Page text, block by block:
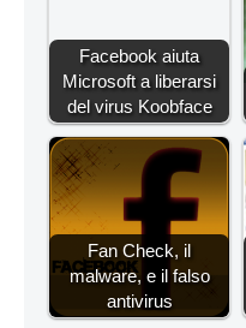
Facebook aiuta
Microsoft a liberarsi
del virus Koobface
Fan Check, il
malware, e il falso
antivirus